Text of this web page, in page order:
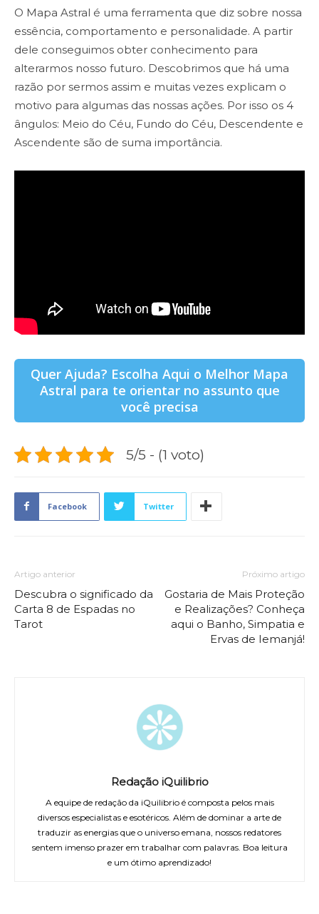
O Mapa Astral é uma ferramenta que diz sobre nossa
essência, comportamento e personalidade. A partir
dele conseguimos obter conhecimento para
alterarmos nosso futuro. Descobrimos que há uma
razão por sermos assim e muitas vezes explicam o
motivo para algumas das nossas ações. Por isso os 4
ângulos: Meio do Céu, Fundo do Céu, Descendente e
Ascendente são de suma importância.
Quer Ajuda? Escolha Aqui o Melhor Mapa
Astral para te orientar no assunto que
você precisa
5/5 - (1 voto)
Facebook Twitter
Artigo anterior
Descubra o significado da
Carta 8 de Espadas no
Tarot
Próximo artigo
Gostaria de Mais Proteção
e Realizações? Conheça
aqui o Banho, Simpatia e
Ervas de Iemanjá!
Redação iQuilibrio
A equipe de redação da iQuilibrio é composta pelos mais
diversos especialistas e esotéricos. Além de dominar a arte de
traduzir as energias que o universo emana, nossos redatores
sentem imenso prazer em trabalhar com palavras. Boa leitura
e um ótimo aprendizado!